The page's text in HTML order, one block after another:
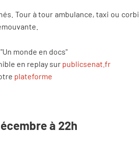
Tour à tour ambulance, taxi ou
monde en docs"
en replay sur publicsenat.fr
plateforme
à 22h